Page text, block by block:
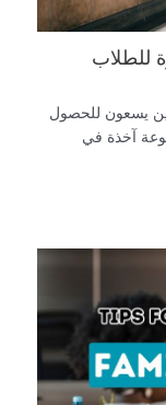
للطلاب
يسعون للحصول
آخذة في